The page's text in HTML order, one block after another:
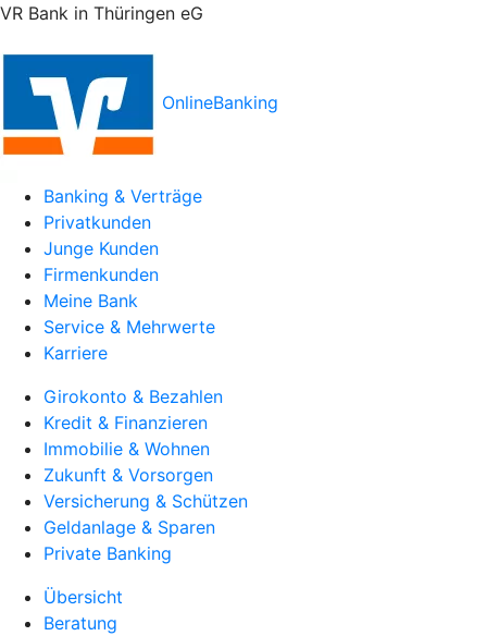
VR Bank in Thüringen eG
OnlineBanking
Banking & Verträge
Privatkunden
Junge Kunden
Firmenkunden
Meine Bank
Service & Mehrwerte
Karriere
Girokonto & Bezahlen
Kredit & Finanzieren
Immobilie & Wohnen
Zukunft & Vorsorgen
Versicherung & Schützen
Geldanlage & Sparen
Private Banking
Übersicht
Beratung